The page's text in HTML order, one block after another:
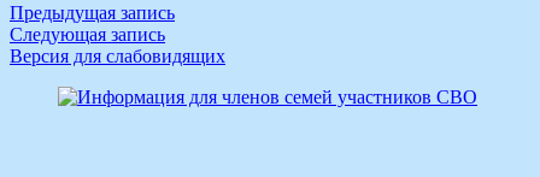
Предыдущая запись
Следующая запись
Версия для слабовидящих